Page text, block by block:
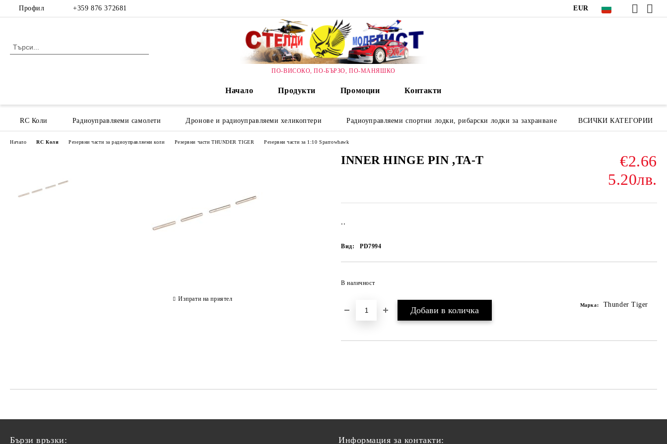
Профил +359 876 372681 EUR
ПО-ВИСОКО, ПО-БЪРЗО, ПО-МАНЯШКО
Начало Продукти Промоции Контакти
RC Коли Радиоуправляеми самолети Дронове и радиоуправляеми хеликоптери Радиоуправляеми спортни лодки, рибарски лодки за захранване ВСИЧКИ КАТЕГОРИИ
Начало RC Коли Резервни части за радиоуправляеми коли Резервни части THUNDER TIGER Резервни части за 1:10 Sparrowhawk
INNER HINGE PIN ,TA-T
€2.66
5.20лв.
..
Вид: PD7994
В наличност
Марка: Thunder Tiger
Изпрати на приятел
Бързи връзки: Информация за контакти: